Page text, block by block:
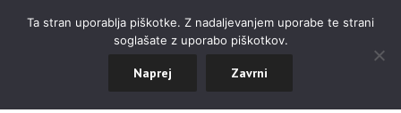
ALPINISTIČNI ODSEK NOVA
Ta stran uporablja piškotke. Z nadaljevanjem uporabe te strani
soglašate z uporabo piškotkov.
Naprej Zavrni